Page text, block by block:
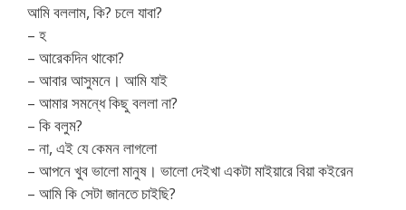
আমি বললাম, কি? চলে যাবা?
– হ
– আরেকদিন থাকো?
– আবার আসুমনে। আমি যাই
– আমার সমন্ধে কিছু বললা না?
– কি বলুম?
– না, এই যে কেমন লাগলো
– আপনে খুব ভালো মানুষ। ভালো দেইখা একটা মাইয়ারে বিয়া কইরেন
– আমি কি সেটা জানতে চাইছি?